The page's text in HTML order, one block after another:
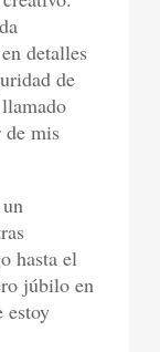
detalles
de
de mis
hasta el
júbilo en
estoy